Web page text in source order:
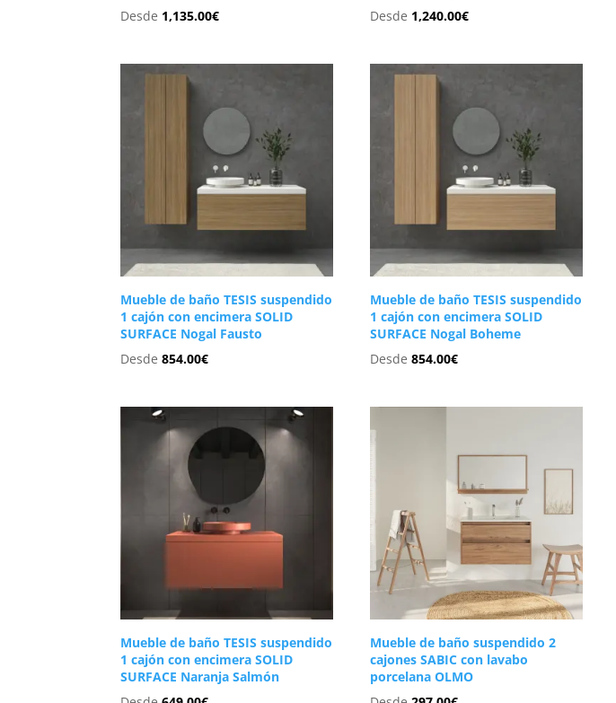
Desde 1,135.00€
Desde 1,240.00€
Mueble de baño TESIS suspendido
1 cajón con encimera SOLID
SURFACE Nogal Fausto
Desde854.00€
Mueble de baño TESIS suspendido
1 cajón con encimera SOLID
SURFACE Nogal Boheme
Desde854.00€
Mueble de baño TESIS suspendido
1 cajón con encimera SOLID
SURFACE Naranja Salmón
Mueble de baño suspendido 2
cajones SABIC con lavabo
porcelana OLMO